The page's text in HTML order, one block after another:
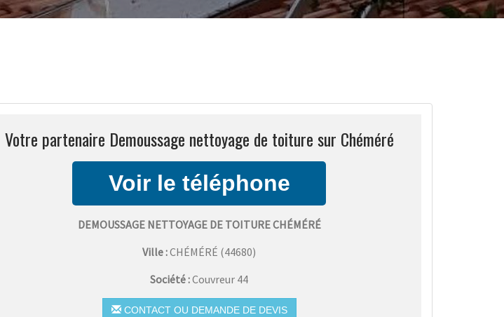
Votre partenaire Demoussage nettoyage de toiture sur Chéméré
DEMOUSSAGE NETTOYAGE DE TOITURE CHÉMÉRÉ
Ville :CHÉMÉRÉ (44680)
Société :Couvreur 44
CONTACT OU DEMANDE DE DEVIS